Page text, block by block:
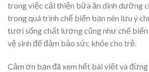
trong việc cải thiện bữa ăn dinh dưỡng
trong quá trình chế biến bạn nên lưu ý
tươi sống chất lượng cũng như chế biến
vệ sinh để đảm bảo sức khỏe cho trẻ.
Cảm ơn bạn đã xem hết bài viết và